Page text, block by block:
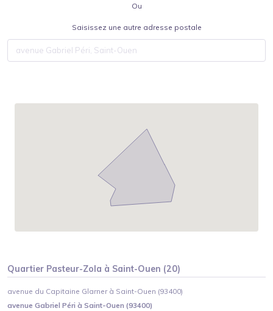
Ou
Saisissez une autre adresse postale
Quartier Pasteur-Zola à Saint-Ouen (20)
avenue du Capitaine Glarner à Saint-Ouen (93400)
avenue Gabriel Péri à Saint-Ouen (93400)